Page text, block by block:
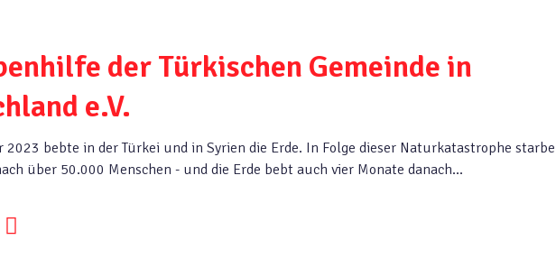
der Türkischen Gemeinde in
e.V.
2023 bebte in der Türkei und in Syrien die Erde. In Folge dieser Naturkatastrophe
über 50.000 Menschen - und die Erde bebt auch vier Monate danach...